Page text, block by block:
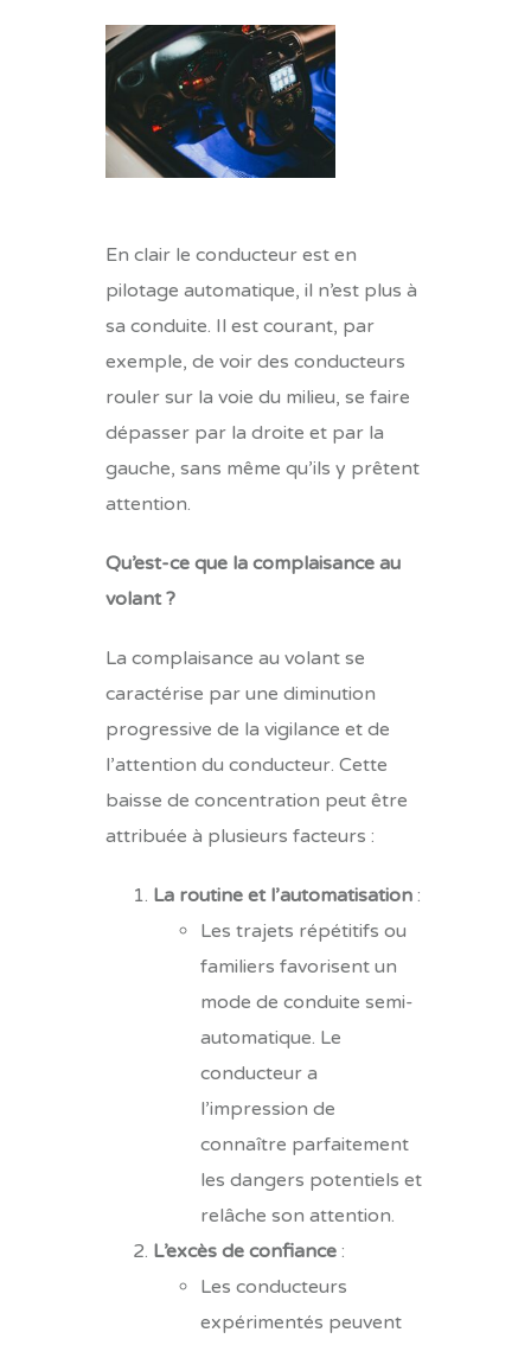
En clair le conducteur est en
pilotage automatique, il n’est plus à
sa conduite. Il est courant, par
exemple, de voir des conducteurs
rouler sur la voie du milieu, se faire
dépasser par la droite et par la
gauche, sans même qu’ils y prêtent
attention.
Qu’est-ce que la complaisance au
volant ?
La complaisance au volant se
caractérise par une diminution
progressive de la vigilance et de
l’attention du conducteur. Cette
baisse de concentration peut être
attribuée à plusieurs facteurs :
La routine et l’automatisation :
Les trajets répétitifs ou
familiers favorisent un
mode de conduite semi-
automatique. Le
conducteur a
l’impression de
connaître parfaitement
les dangers potentiels et
relâche son attention.
L’excès de confiance :
Les conducteurs
expérimentés peuvent